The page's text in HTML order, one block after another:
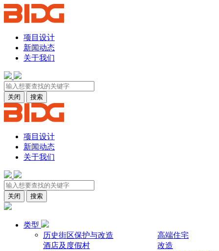
项目设计
新闻动态
关于我们
关闭 搜索
项目设计
新闻动态
关于我们
关闭 搜索
类型
历史街区保护与改造
高端住宅
酒店及度假村
改造